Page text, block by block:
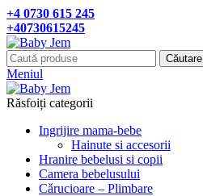
+4 0730 615 245
+40730615245
Căutare
Meniul
Răsfoiți categorii
Ingrijire mama-bebe
Hainute si accesorii
Hranire bebelusi si copii
Camera bebelusului
Cǎrucioare – Plimbare